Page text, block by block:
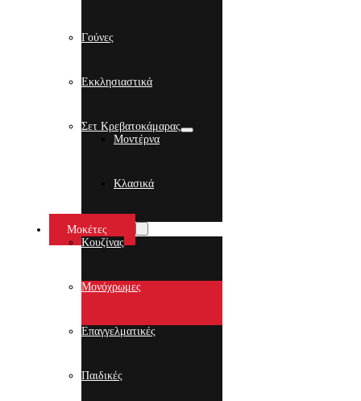
Γούνες
Εκκλησιαστικά
Σετ Κρεβατοκάμαρας
Μοντέρνα
Κλασικά
Μοκέτες
Κουζίνας
Μονόχρωμες
Επαγγελματικές
Παιδικές